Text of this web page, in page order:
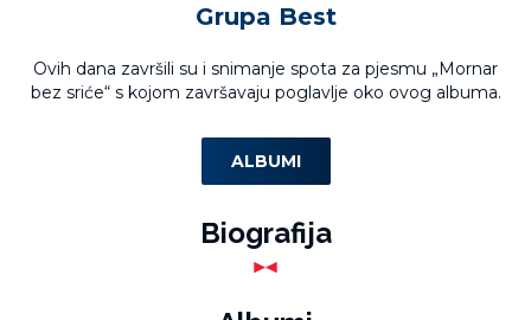
Grupa Best
Ovih dana završili su i snimanje spota za pjesmu „Mornar
bez sriće“ s kojom završavaju poglavlje oko ovog albuma.
ALBUMI
Biografija